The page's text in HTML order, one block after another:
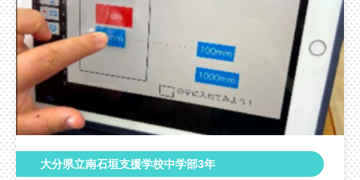
大分県立南石垣支援学校中学部3年